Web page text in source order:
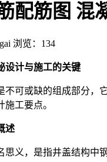
配筋图 混
浏览：134
设计与施工的关键
不可或缺的组成部分，
工要点。
述
思义，是指井盖结构中